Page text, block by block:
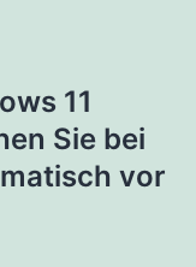
11
Sie bei
vor